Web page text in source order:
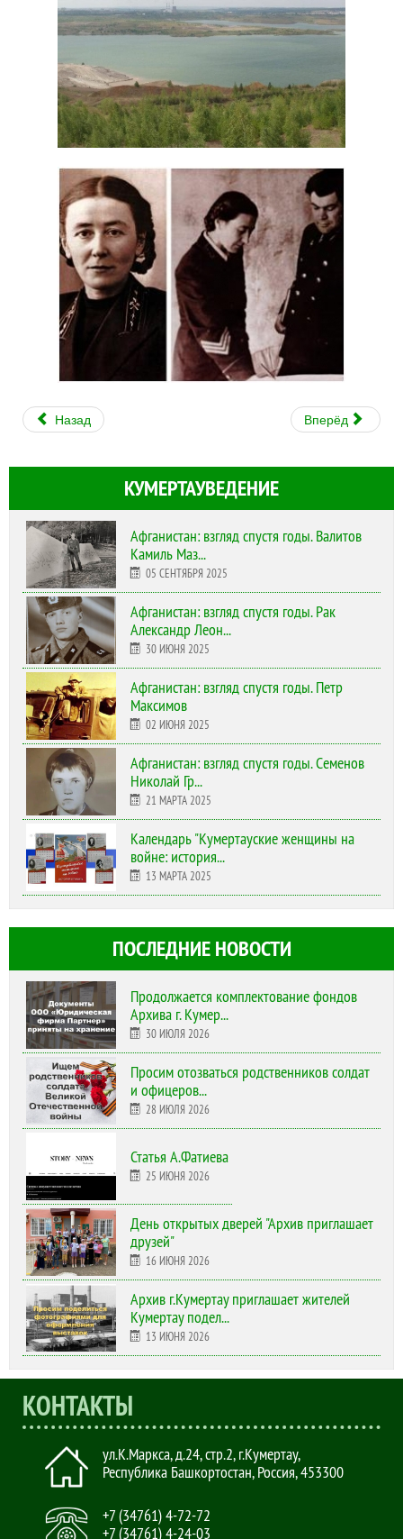
Назад Вперёд
КУМЕРТАУВЕДЕНИЕ
Афганистан: взгляд спустя годы. Валитов
Камиль Маз...
05 СЕНТЯБРЯ 2025
Афганистан: взгляд спустя годы. Рак
Александр Леон...
30 ИЮНЯ 2025
Афганистан: взгляд спустя годы. Петр
Максимов
02 ИЮНЯ 2025
Афганистан: взгляд спустя годы. Семенов
Николай Гр...
21 МАРТА 2025
Календарь "Кумертауские женщины на
войне: история...
13 МАРТА 2025
ПОСЛЕДНИЕ НОВОСТИ
Продолжается комплектование фондов
Архива г. Кумер...
30 ИЮЛЯ 2026
Просим отозваться родственников солдат
и офицеров...
28 ИЮЛЯ 2026
Статья А.Фатиева
25 ИЮНЯ 2026
День открытых дверей "Архив приглашает
друзей"
16 ИЮНЯ 2026
Архив г.Кумертау приглашает жителей
Кумертау подел...
13 ИЮНЯ 2026
КОНТАКТЫ
ул.К.Маркса, д.24, стр.2,г.Кумертау,
Республика Башкортостан, Россия,453300
+7 (34761) 4-72-72
+7 (34761) 4-24-03